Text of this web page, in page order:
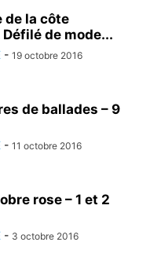
de la côte
de mode...
- 19 octobre 2016
de ballades – 9
- 11 octobre 2016
rose – 1 et 2
- 3 octobre 2016